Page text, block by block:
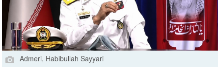
Admeri, Habibullah Sayyari